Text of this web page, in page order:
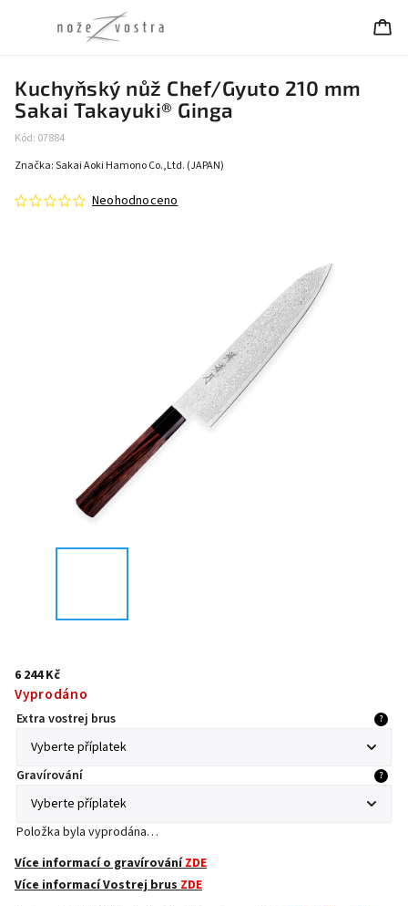
Kuchyňský nůž Chef/Gyuto 210 mm
Sakai Takayuki® Ginga
Kód: 07884
Neohodnoceno
Značka:Sakai Aoki Hamono Co.,Ltd. (JAPAN)
6 244 Kč
Vyprodáno
Extra vostrej brus ?
Gravírování ?
Položka byla vyprodána…
Více informací o gravírováníZDE
Více informací Vostrej brusZDE